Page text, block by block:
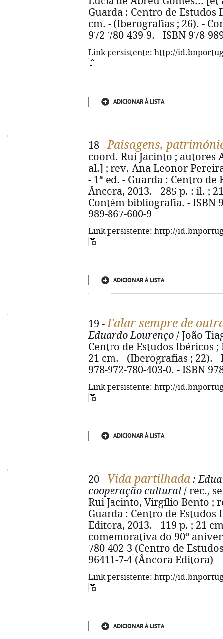
Guarda : Centro de Estudos
cm. - (Iberografias ; 26). -
972-780-439-9. - ISBN 978-
Link persistente: http://
ADICIONAR À LISTA
18 -Paisagens,
coord. Rui Jacinto ; autores
al.] ; rev. Ana Leonor
- 1ª ed. - Guarda : Centro
Âncora, 2013. - 285 p. : il. ;
Contém bibliografia. - ISBN
989-867-600-9
Link persistente: http://
ADICIONAR À LISTA
19 -Falar sempre de
Eduardo Lourenço / João
Centro de Estudos Ibéricos ;
21 cm. - (Iberografias ; 22). -
978-972-780-403-0. - ISBN
Link persistente: http://
ADICIONAR À LISTA
20 - Vida partilhada :
cooperação cultural / rec.,
Rui Jacinto, Virgílio Bento ;
Guarda : Centro de Estudos
Editora, 2013. - 119 p. ; 21
comemorativa do 90º
780-402-3 (Centro de
96411-7-4 (Âncora Editora)
Link persistente: http://
ADICIONAR À LISTA